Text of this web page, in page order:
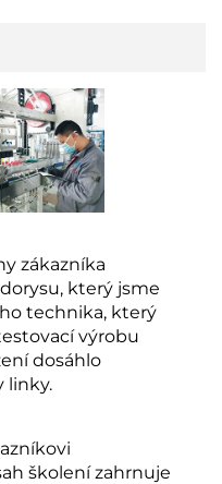
zákazníka
který jsme
technika, který
výrobu
dosáhlo
linky.
školení zahrnuje